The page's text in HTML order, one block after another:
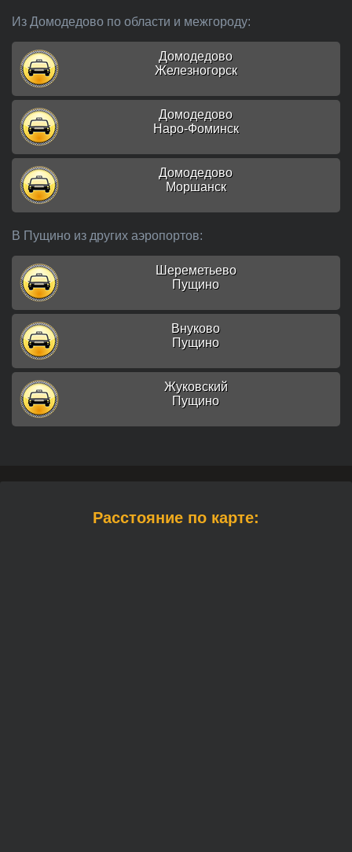
Из Домодедово по области и межгороду:
Домодедово
Железногорск
Домодедово
Наро-Фоминск
Домодедово
Моршанск
В Пущино из других аэропортов:
Шереметьево
Пущино
Внуково
Пущино
Жуковский
Пущино
Расстояние по карте: